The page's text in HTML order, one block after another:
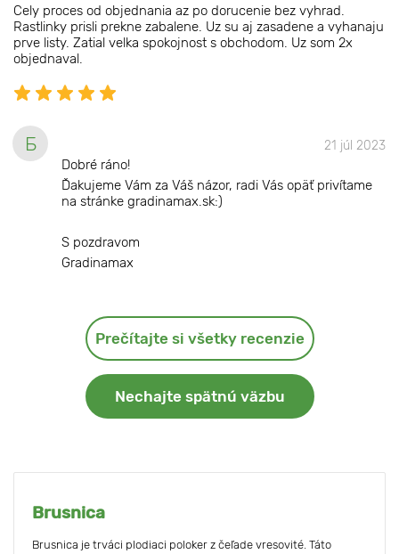
Cely proces od objednania az po dorucenie bez vyhrad.
Rastlinky prisli prekne zabalene. Uz su aj zasadene a vyhanaju
prve listy. Zatial velka spokojnost s obchodom. Uz som 2x
objednaval.
Б 21 júl 2023
Dobré ráno!
Ďakujeme Vám za Váš názor, radi Vás opäť privítame
na stránke gradinamax.sk:)
S pozdravom
Gradinamax
Prečítajte si všetky recenzie
Nechajte spätnú väzbu
Brusnica
Brusnica je trváci plodiaci poloker z čeľade vresovité. Táto